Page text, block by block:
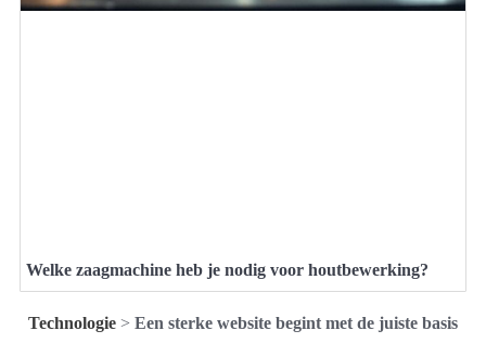
Welke zaagmachine heb je nodig voor houtbewerking?
Technologie > Een sterke website begint met de juiste basis